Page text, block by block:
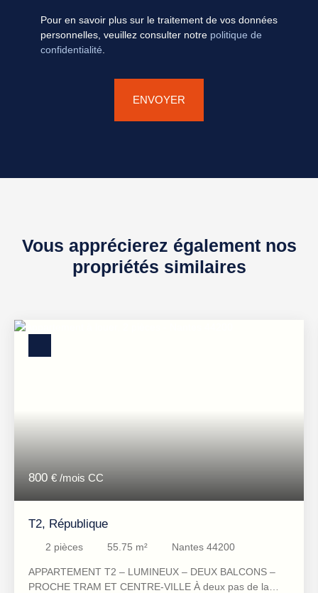
Pour en savoir plus sur le traitement de vos données
personnelles, veuillez consulter notre politique de
confidentialité
ENVOYER
Vous apprécierez également nos
propriétés similaires
800 € /mois CC
T2, République
2 pièces 55.75 m² Nantes 44200
APPARTEMENT T2 – LUMINEUX – DEUX BALCONS –
PROCHE TRAM ET CENTRE-VILLE À deux pas de la